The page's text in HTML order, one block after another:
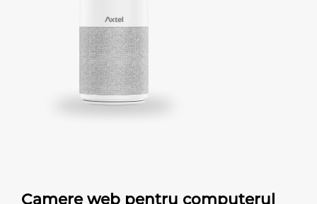
Camere web pentru computerul